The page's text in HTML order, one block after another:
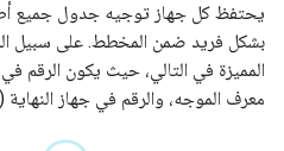
يحتفظ كل جهاز توجيه جدول جميع
بشكل فريد ضمن المخطط. على سبيل
المميزة في التالي، حيث يكون الرقم
معرف الموجه، والرقم في جهاز